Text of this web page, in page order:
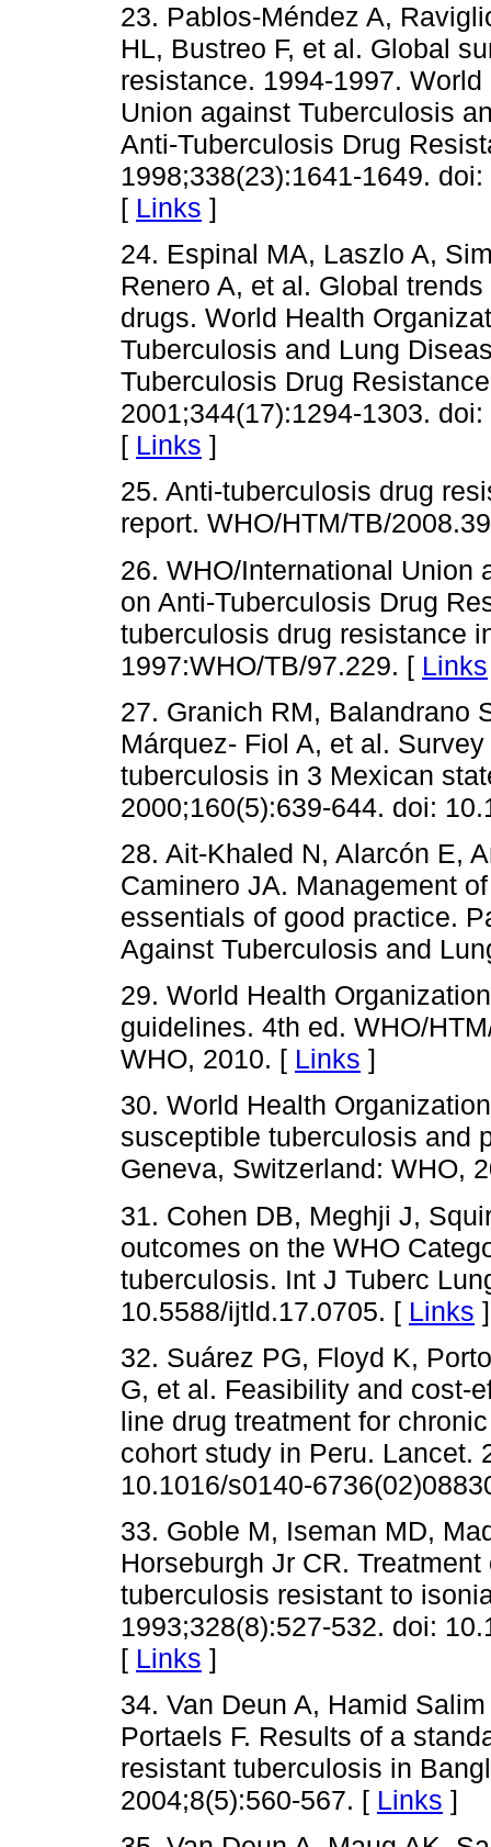
23. Pablos-Méndez A,
HL, Bustreo F, et al. Global
resistance. 1994-1997.
Union against Tuberculosis
Anti-Tuberculosis Drug
1998;338(23):1641-1649.
[ Links ]
24. Espinal MA, Laszlo A,
Renero A, et al. Global
drugs. World Health
Tuberculosis and Lung
Tuberculosis Drug
2001;344(17):1294-1303.
[ Links ]
25. Anti-tuberculosis drug
report. WHO/HTM/TB/
26. WHO/International Union
on Anti-Tuberculosis Drug
tuberculosis drug resistance
1997:WHO/TB/97.229. [ Links
27. Granich RM, Balandrano
Márquez- Fiol A, et al.
tuberculosis in 3 Mexican
2000;160(5):639-644. doi:
28. Ait-Khaled N, Alarcón E,
Caminero JA. Management
essentials of good practice.
Against Tuberculosis and
29. World Health
guidelines. 4th ed. WHO/
WHO, 2010. [ Links ]
30. World Health
susceptible tuberculosis and
Geneva, Switzerland: WHO,
31. Cohen DB, Meghji J,
outcomes on the WHO
tuberculosis. Int J Tuberc
10.5588/ijtld.17.0705. [ Links ]
32. Suárez PG, Floyd K,
G, et al. Feasibility and cost-
line drug treatment for
cohort study in Peru. Lancet.
10.1016/s0140-
33. Goble M, Iseman MD,
Horseburgh Jr CR.
tuberculosis resistant to
1993;328(8):527-532. doi:
[ Links ]
34. Van Deun A, Hamid
Portaels F. Results of a
resistant tuberculosis in
2004;8(5):560-567. [ Links ]